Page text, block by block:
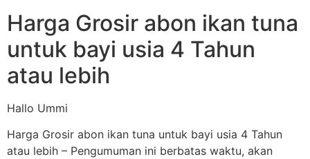
Harga Grosir abon ikan tuna
untuk bayi usia 4 Tahun
atau lebih
Hallo Ummi
Harga Grosir abon ikan tuna untuk bayi usia 4 Tahun
atau lebih – Pengumuman ini berbatas waktu, akan